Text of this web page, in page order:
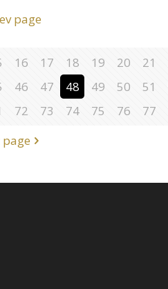
page
16 17 18 19 20 21
46 47 48 49 50 51
72 73 74 75 76 77